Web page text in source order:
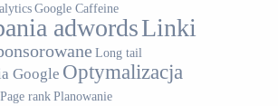
Google Caffeine
adwordsLinki
Long tail
Google Optymalizacja
Page rankPlanowanie